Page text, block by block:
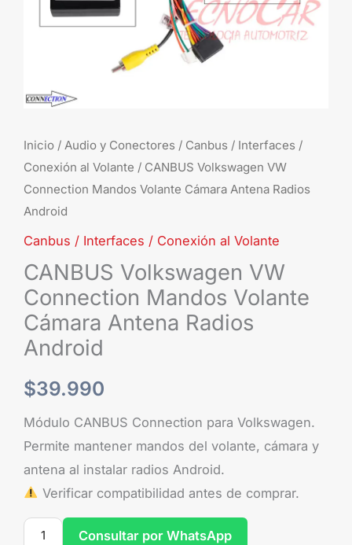
Inicio / Audio y Conectores / Canbus / Interfaces /
Conexión al Volante / CANBUS Volkswagen VW
Connection Mandos Volante Cámara Antena Radios
Android
Canbus / Interfaces / Conexión al Volante
CANBUS Volkswagen VW
Connection Mandos Volante
Cámara Antena Radios
Android
$39.990
Módulo CANBUS Connection para Volkswagen.
Permite mantener mandos del volante, cámara y
antena al instalar radios Android.
Verificar compatibilidad antes de comprar.
Android
Consultar por WhatsApp